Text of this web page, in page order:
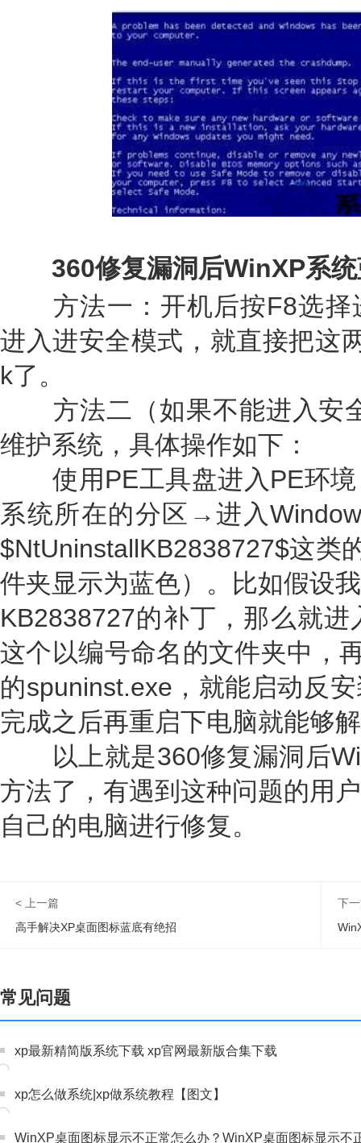
360修复漏洞后WinXP系统
方法一：开机后按F8选择
进入进安全模式，就直接把这
k了。
方法二（如果不能进入安
维护系统，具体操作如下：
使用PE工具盘进入PE环境
系统所在的分区→进入
$NtUninstallKB2838727$这类
件夹显示为蓝色）。比如假设
KB2838727的补丁，那么就
这个以编号命名的文件夹中，
的spuninst.exe，就能启动反
完成之后再重启下电脑就能够
以上就是360修复漏洞后
方法了，有遇到这种问题的用
自己的电脑进行修复。
< 上一篇
高手解决XP桌面图标蓝底有绝招
下
常见问题
xp最新精简版系统下载 xp官网最新版合集下载
xp怎么做系统|xp做系统教程【图文】
WinXP桌面图标显示不正常怎么办？WinXP桌面图标显示不